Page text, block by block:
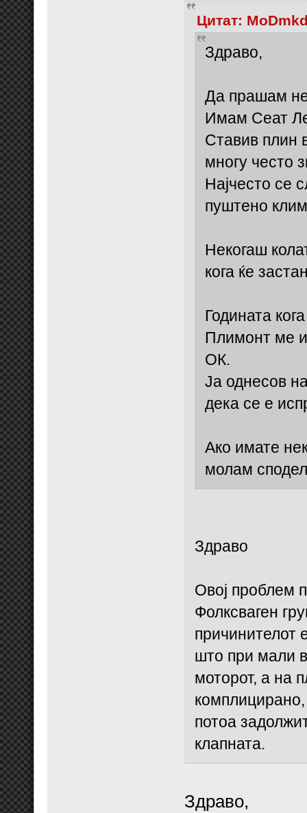
Цитат:
Здраво,
Да прашам
Имам Сеат
Ставив плин
многу често
Најчесто се
пуштено
Некогаш
кога ќе
Годината
Плимонт ме
ОК.
Ја однесов
дека се е
Ако имате
молам
Здраво
Овој проблем
Фолксваген
причинителот
што при мали
моторот, а на
потоа
клапната.
Здраво,